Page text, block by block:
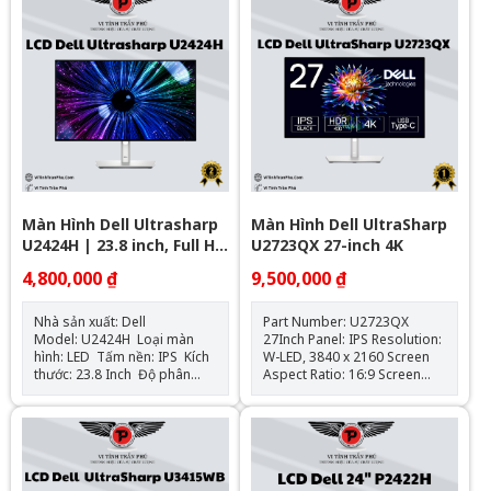
Gen 1 (PD 15W) 3x USB-A 3.0
/ 3.1/3.2 Gen 1 1x USB-B 3.0 /
3.1/3.2 Gen 1
USB-A 3.2 Gen 1 , 1
DisplayPort™ 1.4-in, 1
DisplayPort™ 1.4-out, 1 USB
Type-C™ (Alternate mode
DisplayPort™ 1.4, Power
Delivery up to 100W) Phụ
kiện: Cáp nguồn , cáp
DisplayPort; VESA Mount
Type-C cable
Màn Hình Dell Ultrasharp
U2424H | 23.8 inch, Full HD,
IPS, 120Hz - New Box NK
4,800,000 ₫
Nhà sản xuất: Dell
Model: U2424H Loại màn
hình: LED Tấm nền: IPS Kích
thước: 23.8 Inch Độ phân
giải: 1920 x 1080 Tần số
quét: 120Hz Tỷ lệ khung
hình: 16:9 Tỷ lệ tương
phản: 1000:1 Độ sáng màn
hình: 250 cd/m² Thời gian
phản hồi: 8 ms (Normal), 5
Màn Hình Dell UltraSharp
U2723QX 27-inch 4K
9,500,000 ₫
Part Number: U2723QX
27Inch Panel: IPS Resolution:
W-LED, 3840 x 2160 Screen
Aspect Ratio: 16:9 Screen
Brightness: 400 cd/m² Static
Screen Contrast: 2000 : 1
Screen Pixel Pitch: 0.155 mm
Screen Pixel Density: 163 ppi
sRGB: 100 % Viewing Angle
(H/V): 178 ° Refresh rate: 23